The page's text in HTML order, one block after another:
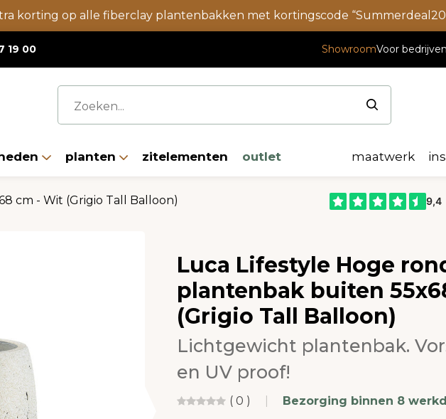
korting op alle fiberclay plantenbakken met kortingscode
19 00 ShowroomVoor bedrijven
planten zitelementen outlet maatwerk
cm - Wit (Grigio Tall Balloon)
Luca Lifestyle Hoge
plantenbak buiten
(Grigio Tall Balloon)
Lichtgewicht plantenbak.
en UV proof!
( 0 ) Bezorging binnen 8